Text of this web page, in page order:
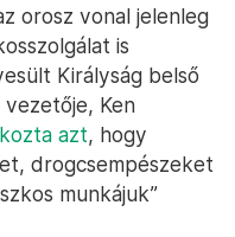
orosz vonal jelenleg
is
Királyság belső
Ken
azt, hogy
drogcsempészeket
munkájuk”